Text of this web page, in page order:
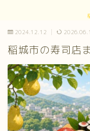
2024.12.12
稲城市の寿司店